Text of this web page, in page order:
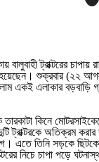
বালুবাহী ট্রাক্টরের
শুক্রবার (২২
একই এলাকার বড়বাড়ি
তারকাটা কিনে
ট্রাক্টরকে অতিক্রম করার
এতে তিনি সড়কে
নিচে চাপা পড়ে